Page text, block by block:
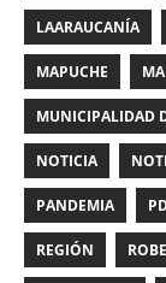
LAARAUCANÍA
MAPUCHE
MUNICIPALIDAD
NOTICIA
PANDEMIA
REGIÓN